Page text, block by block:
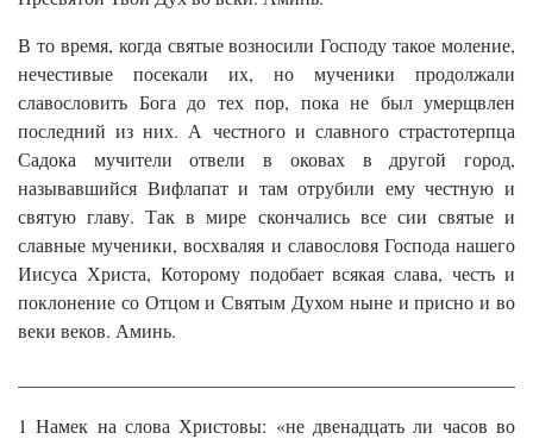
В то время, когда святые возносили Господу такое моление,
нечестивые посекали их, но мученики продолжали
славословить Бога до тех пор, пока не был умерщвлен
последний из них. А честного и славного страстотерпца
Садока мучители отвели в оковах в другой город,
называвшийся Вифлапат и там отрубили ему честную и
святую главу. Так в мире скончались все сии святые и
славные мученики, восхваляя и славословя Господа нашего
Иисуса Христа, Которому подобает всякая слава, честь и
поклонение со Отцом и Святым Духом ныне и присно и во
веки веков. Аминь.
1 Намек на слова Христовы: «не двенадцать ли часов во